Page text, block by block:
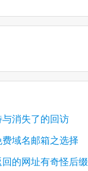
消失了的回访
域名邮箱之选择
的网址有奇怪后缀